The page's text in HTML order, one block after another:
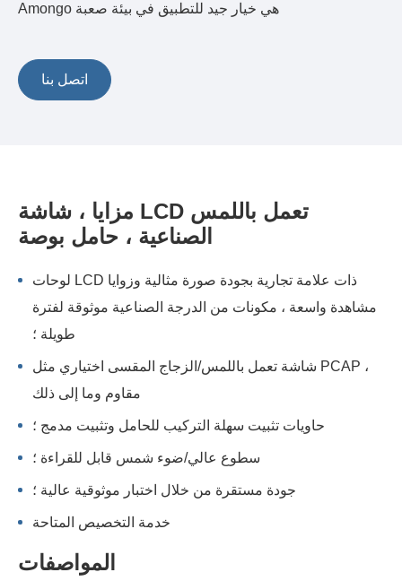
Amongo هي خيار جيد للتطبيق في بيئة صعبة
اتصل بنا
مزايا ، شاشة LCD تعمل باللمس
الصناعية ، حامل بوصة
لوحات LCD ذات علامة تجارية بجودة صورة مثالية وزوايا
مشاهدة واسعة ، مكونات من الدرجة الصناعية موثوقة لفترة
طويلة ؛
شاشة تعمل باللمس/الزجاج المقسى اختياري مثل PCAP ،
مقاوم وما إلى ذلك
حاويات تثبيت سهلة التركيب للحامل وتثبيت مدمج ؛
سطوع عالي/ضوء شمس قابل للقراءة ؛
جودة مستقرة من خلال اختبار موثوقية عالية ؛
خدمة التخصيص المتاحة
المواصفات